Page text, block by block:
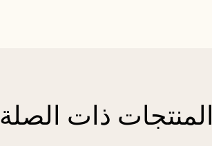
المنتجات ذات الصلة